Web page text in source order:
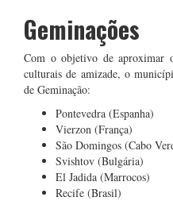
Geminações
Com o objetivo de aproximar
culturais de amizade, o
de Geminação:
Pontevedra (Espanha)
Vierzon (França)
São Domingos (Cabo
Svishtov (Bulgária)
El Jadida (Marrocos)
Recife (Brasil)